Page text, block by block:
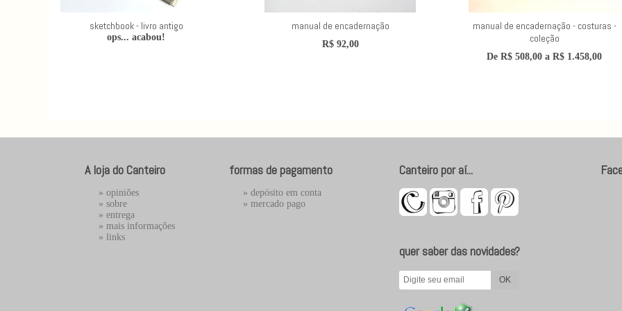
sketchbook - livro antigo
ops... acabou!
manual de encadernação
R$ 92,00
manual de encadernação - costuras -
coleção
De R$ 508,00 a R$ 1.458,00
A loja do Canteiro
» opiniões
» sobre
» entrega
» mais informações
»
links
formas de pagamento
» depósito em conta
» mercado pago
Canteiro por aí...
quer saber das novidades?